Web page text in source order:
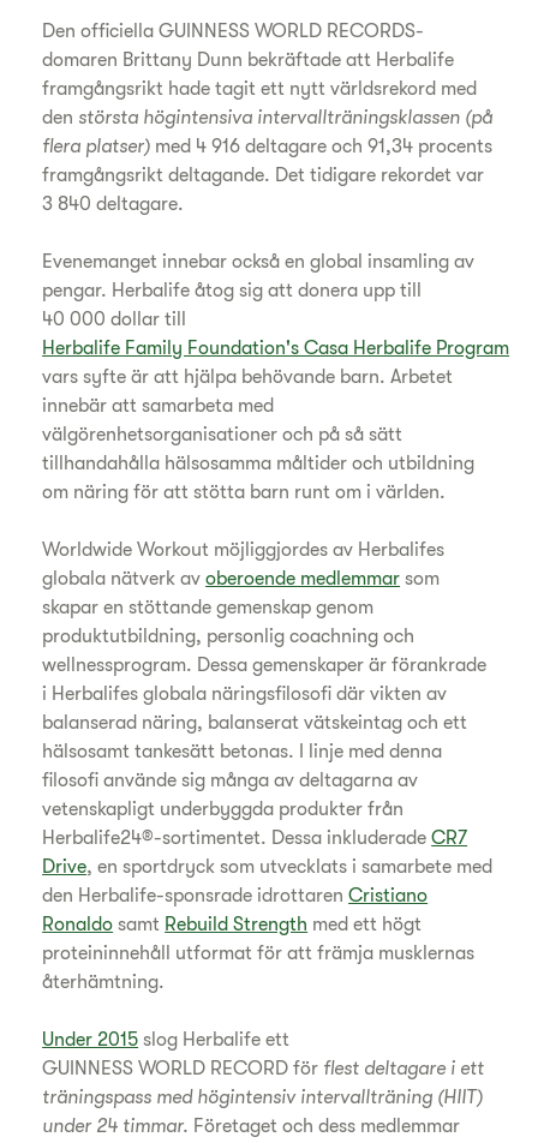
Den officiella GUINNESS WORLD RECORDS-
domaren Brittany Dunn bekräftade att Herbalife
framgångsrikt hade tagit ett nytt världsrekord med
den största högintensiva intervallträningsklassen (på
flera platser) med 4 916 deltagare och 91,34 procents
framgångsrikt deltagande. Det tidigare rekordet var
3 840 deltagare.
Evenemanget innebar också en global insamling av
pengar. Herbalife åtog sig att donera upp till
40 000 dollar till
Herbalife Family Foundation's Casa Herbalife Program
vars syfte är att hjälpa behövande barn. Arbetet
innebär att samarbeta med
välgörenhetsorganisationer och på så sätt
tillhandahålla hälsosamma måltider och utbildning
om näring för att stötta barn runt om i världen.
Worldwide Workout möjliggjordes av Herbalifes
globala nätverk avoberoende medlemmar som
skapar en stöttande gemenskap genom
produktutbildning, personlig coachning och
wellnessprogram. Dessa gemenskaper är förankrade
i Herbalifes globala näringsfilosofi där vikten av
balanserad näring, balanserat vätskeintag och ett
hälsosamt tankesätt betonas. I linje med denna
filosofi använde sig många av deltagarna av
vetenskapligt underbyggda produkter från
Herbalife24®-sortimentet. Dessa inkluderadeCR7
Drive, en sportdryck som utvecklats i samarbete med
den Herbalife-sponsrade idrottarenCristiano
Ronaldo samt Rebuild Strength med ett högt
proteininnehåll utformat för att främja musklernas
återhämtning.
Under 2015 slog Herbalife ett
GUINNESS WORLD RECORD för flest deltagare i ett
träningspass med högintensiv intervallträning (HIIT)
under 24 timmar. Företaget och dess medlemmar